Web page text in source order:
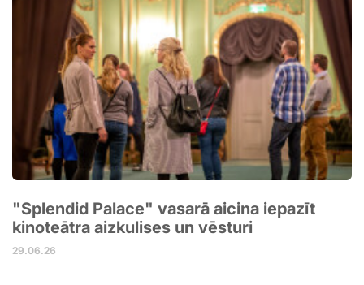
"Splendid Palace" vasarā aicina iepazīt
kinoteātra aizkulises un vēsturi
29.06.26